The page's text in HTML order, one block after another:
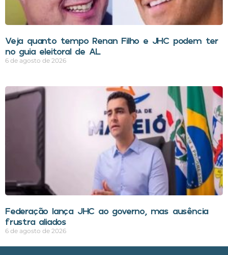
Veja quanto tempo Renan Filho e JHC podem ter
no guia eleitoral de AL
6 de agosto de 2026
Federação lança JHC ao governo, mas ausência
frustra aliados
6 de agosto de 2026